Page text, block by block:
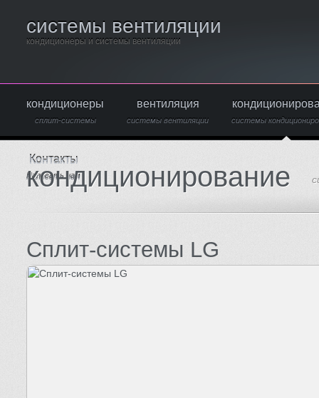
системы вентиляции
кондиционеры и системы вентиляции
кондиционеры
сплит-системы
вентиляция
системы вентиляции системы
Контакты
Написать нам
кондиционирование
Сплит-системы LG